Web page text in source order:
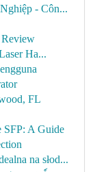
- Côn...
Ha...
FL
SFP: A Guide
na słod...